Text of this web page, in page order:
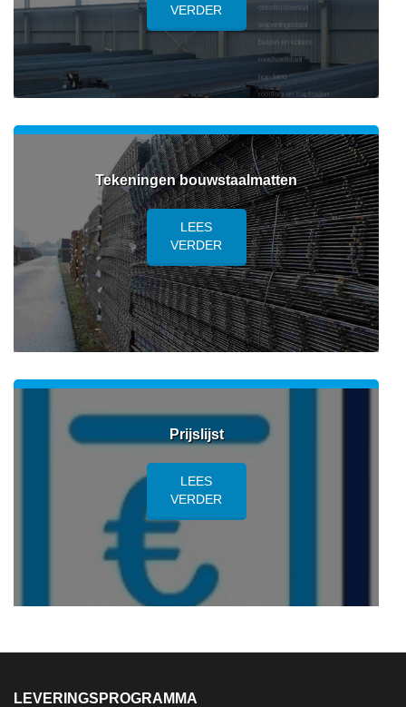
VERDER
Tekeningen bouwstaalmatten
LEES
VERDER
Prijslijst
LEES
VERDER
LEVERINGSPROGRAMMA